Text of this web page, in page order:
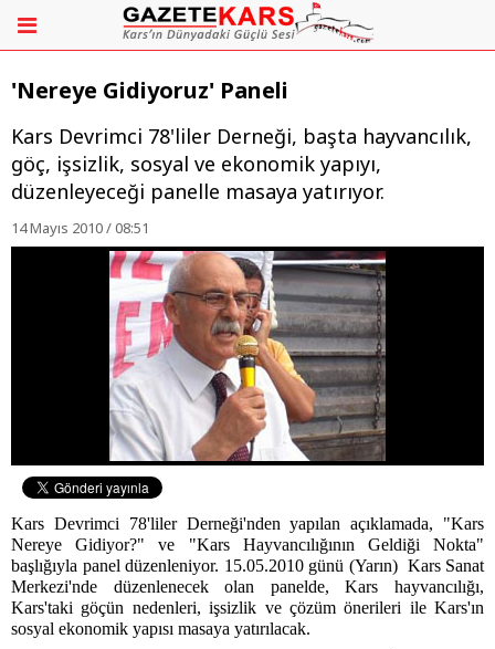
'Nereye Gidiyoruz' Paneli
Kars Devrimci 78'liler Derneği, başta hayvancılık,
göç, işsizlik, sosyal ve ekonomik yapıyı,
düzenleyeceği panelle masaya yatırıyor.
14 Mayıs 2010 / 08:51
Kars Devrimci 78'liler Derneği'nden yapılan açıklamada, "Kars
Nereye Gidiyor?" ve "Kars Hayvancılığının Geldiği Nokta"
başlığıyla panel düzenleniyor. 15.05.2010 günü (Yarın) Kars Sanat
Merkezi'nde düzenlenecek olan panelde, Kars hayvancılığı,
Kars'taki göçün nedenleri, işsizlik ve çözüm önerileri ile Kars'ın
sosyal ekonomik yapısı masaya yatırılacak.